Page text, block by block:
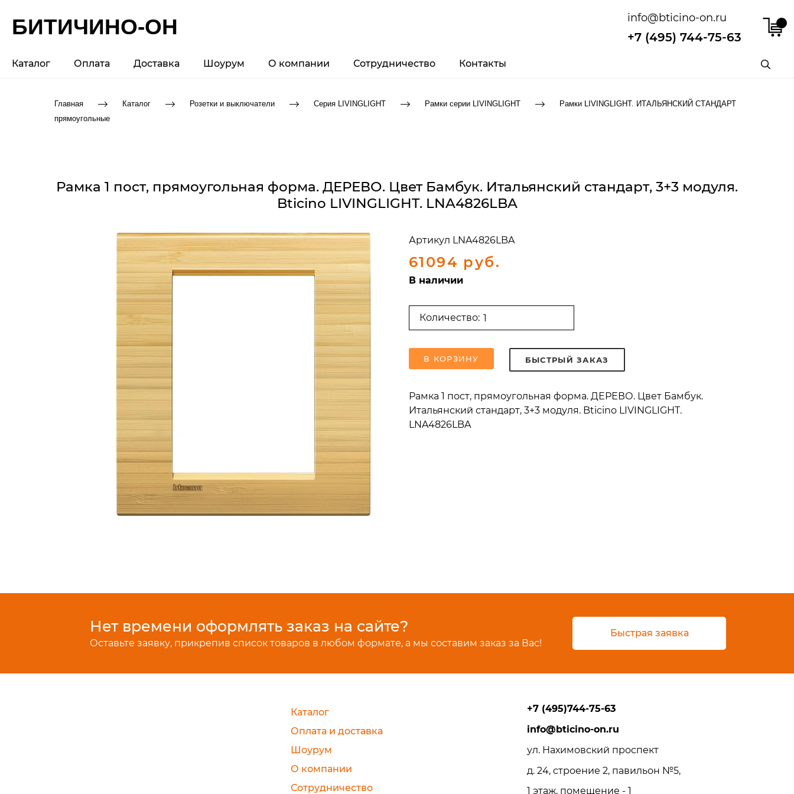
БИТИЧИНО-ОН info@bticino-on.ru
+7 (495) 744-75-63
Каталог Оплата Доставка Шоурум О компании Сотрудничество Контакты
Главная Каталог Розетки и выключатели Серия LIVINGLIGHT Рамки серии LIVINGLIGHT
Рамки LIVINGLIGHT. ИТАЛЬЯНСКИЙ СТАНДАРТ
прямоугольные
Рамка 1 пост, прямоугольная форма. ДЕРЕВО. Цвет Бамбук. Итальянский стандарт, 3+3 модуля.
Bticino LIVINGLIGHT. LNA4826LBA
Артикул LNA4826LBA
61094 руб.
В наличии
Количество:
В КОРЗИНУ БЫСТРЫЙ ЗАКАЗ
Рамка 1 пост, прямоугольная форма. ДЕРЕВО. Цвет Бамбук.
Итальянский стандарт, 3+3 модуля. Bticino LIVINGLIGHT.
LNA4826LBA
Нет времени оформлять заказ на сайте?
Оставьте заявку, прикрепив список товаров в любом формате, а мы составим заказ за Вас!
Быстрая заявка
Каталог
Оплата и доставка
Шоурум
О компании
Сотрудничество
+7 (495)744-75-63
info@bticino-on.ru
ул. Нахимовский проспект
д. 24, строение 2, павильон №5,
1 этаж, помещение - 1